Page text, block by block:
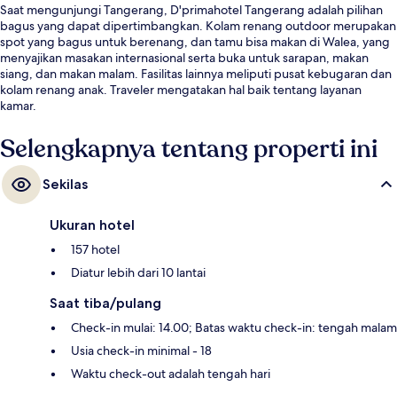
Saat mengunjungi Tangerang, D'primahotel Tangerang adalah pilihan
bagus yang dapat dipertimbangkan. Kolam renang outdoor merupakan
spot yang bagus untuk berenang, dan tamu bisa makan di Walea, yang
menyajikan masakan internasional serta buka untuk sarapan, makan
siang, dan makan malam. Fasilitas lainnya meliputi pusat kebugaran dan
kolam renang anak. Traveler mengatakan hal baik tentang layanan
kamar.
Selengkapnya tentang properti ini
Sekilas
Ukuran hotel
157 hotel
Diatur lebih dari 10 lantai
Saat tiba/pulang
Check-in mulai: 14.00; Batas waktu check-in: tengah malam
Usia check-in minimal - 18
Waktu check-out adalah tengah hari